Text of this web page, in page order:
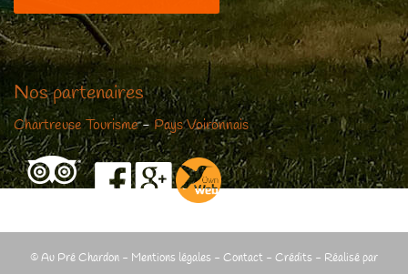
Nos partenaires
Chartreuse Tourisme-Pays Voironnais
© Au Pré Chardon - Mentions légales - Contact - Crédits - Réalisé par